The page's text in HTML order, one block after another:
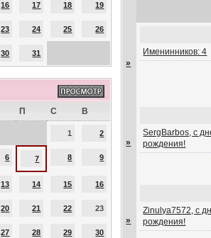
16 17 18 19
23 24 25 26
30 31
П С В
1 2
6 7 8 9
13 14 15 16
20 21 22 23
27 28 29 30
»
Именинников: 4
»
SergBarbos, с
рождения!
»
Zinulya7572, с
рождения!